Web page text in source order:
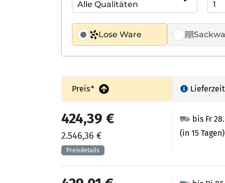
Lose Ware
Preis* Lieferzeit
bis Fr
(in 15 Tagen)
424,39 €
2.546,36 €